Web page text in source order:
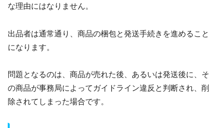
な理由にはなりません。
出品者は通常通り、商品の梱包と発送手続きを進めること
になります。
問題となるのは、商品が売れた後、あるいは発送後に、そ
の商品が事務局によってガイドライン違反と判断され、削
除されてしまった場合です。